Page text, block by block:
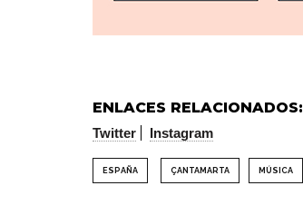
ENLACES RELACIONADOS:
Twitter Instagram
ESPAÑA ÇANTAMARTA MÚSICA